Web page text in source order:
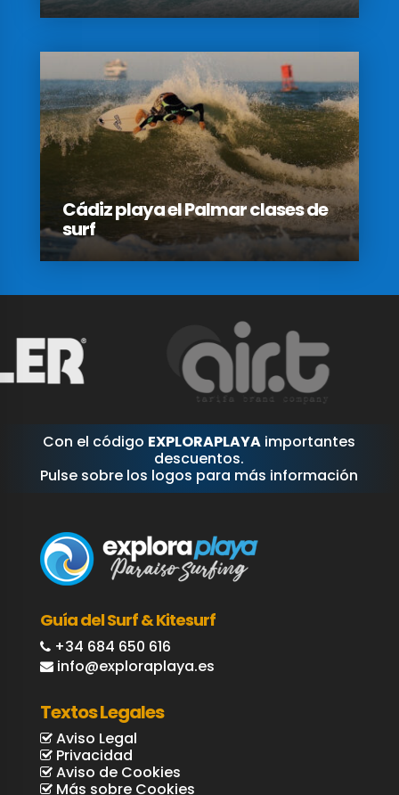
Cádiz playa el Palmar clases de
surf
Con el código EXPLORAPLAYA importantes
descuentos.
Pulse sobre los logos para más información
Guía del Surf & Kitesurf
+34 684 650 616
info@exploraplaya.es
Textos Legales
Aviso Legal
Privacidad
Aviso de Cookies
Más sobre Cookies